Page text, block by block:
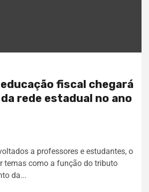
fiscal chegará
rede estadual no ano
a professores e estudantes, o
temas como a função do tributo
da...